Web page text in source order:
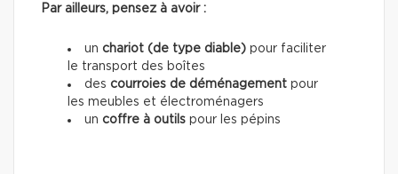
Par ailleurs, pensez à avoir :
un chariot (de type diable) pour faciliter
le transport des boîtes
des courroies de déménagement pour
les meubles et électroménagers
un coffre à outils pour les pépins